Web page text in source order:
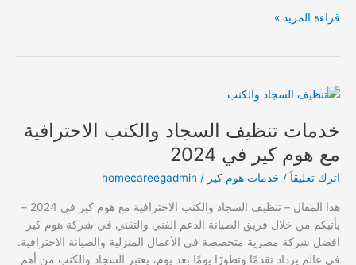
قراءة المزيد »
خدمات تنظيف السجاد والكنب الاحترافية
مع هوم كير في 2024
اترك تعليقاً / خدمات هوم كير /
homecareegadmin
هذا المقال – تنظيف السجاد والكنب الاحترافية مع هوم كير في 2024 –
يأتيكم من خلال فريق الصيانة الدعم الفني والتقني في شركة هوم كير
افضل شركة مصرية متخصصة في الأعمال المنزلية والصيانة الاحترافية.
في عالم يزداد تقدمًا وتطورًا يومًا بعد يوم، يعتبر السجاد والكنب من أهم
خدمات
السجاد
الاحترافية
مع
كير
في
2024